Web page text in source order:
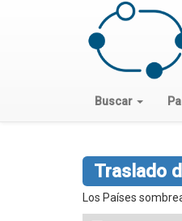
Buscar
Traslado
Los Países